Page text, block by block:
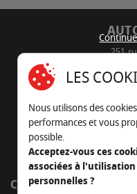
251
05
Nous
CÔTÉ OUTDOOR
LES
Nous utilisons des
performances et vous
possible.
Acceptez-vous ces
associées à l'utilisation
personnelles ?